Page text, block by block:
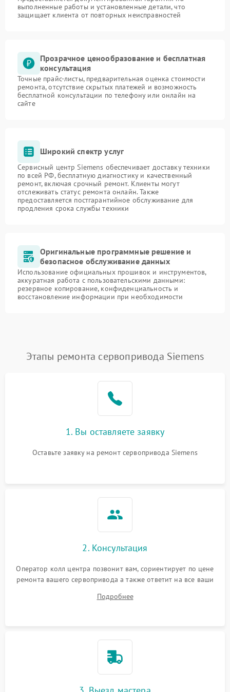
выполненные работы и установленные детали, что
защищает клиента от повторных неисправностей
Прозрачное ценообразование и бесплатная
консультация
Точные прайс-листы, предварительная оценка стоимости
ремонта, отсутствие скрытых платежей и возможность
бесплатной консультации по телефону или онлайн на
сайте
Широкий спектр услуг
Сервисный центр Siemens обеспечивает доставку техники
по всей РФ, бесплатную диагностику и качественный
ремонт, включая срочный ремонт. Клиенты могут
отслеживать статус ремонта онлайн. Также
предоставляется постгарантийное обслуживание для
продления срока службы техники
Оригинальные программные решение и
безопасное обслуживание данных
Использование официальных прошивок и инструментов,
аккуратная работа с пользовательскими данными:
резервное копирование, конфиденциальность и
восстановление информации при необходимости
Этапы ремонта сервопривода Siemens
1. Вы оставляете заявку
Оставьте заявку на ремонт сервопривода Siemens
2. Консультация
Оператор колл центра позвонит вам, сориентирует по цене
ремонта вашего сервопривода а также ответит на все ваши
Подробнее